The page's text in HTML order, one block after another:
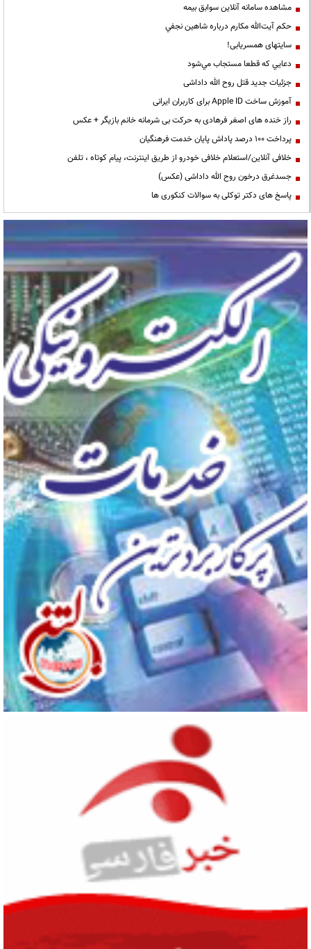
مشاهده سامانه آنلاين سوابق بیمه
حكم آيت‌الله مكارم درباره شاهين نجفي
سایتهای همسریابی!
دعايي كه قطعا مستجاب مي‌شود
جزئیات جدید قتل روح الله داداشی
آموزش ساخت Apple ID برای کاربران ایرانی
راز خنده های اصغر فرهادی به حرکت بی شرمانه خانم بازیگر + عکس
پرداخت ۱۰۰ درصد پاداش پایان خدمت فرهنگیان
خلافی آنلاین/استعلام خلافی خودرو از طریق اینترنت، پیام کوتاه ، تلفن
جسدغرق درخون روح الله داداشی (عکس)
پاسخ های دکتر توکلی به سوالات کنکوری ها